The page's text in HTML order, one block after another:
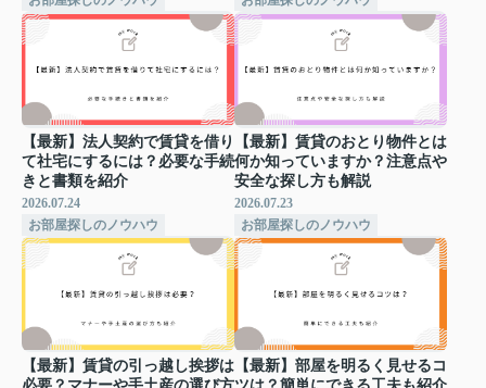
【最新】法人契約で賃貸を借り
て社宅にするには？必要な手続
きと書類を紹介
2026.07.24
お部屋探しのノウハウ
【最新】賃貸のおとり物件とは
何か知っていますか？注意点や
安全な探し方も解説
2026.07.23
お部屋探しのノウハウ
【最新】賃貸の引っ越し挨拶は 【最新】部屋を明るく見せるコ